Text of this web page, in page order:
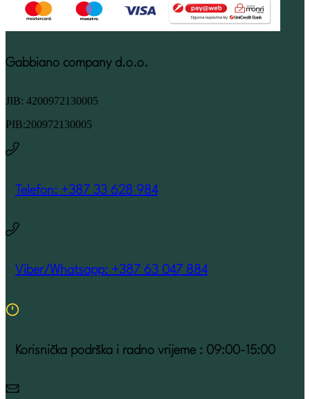
Gabbiano company d.o.o.
JIB: 4200972130005
PIB:200972130005
Telefon: +387 33 628 984
Viber/Whatsapp: +387 63 047 884
Korisnička podrška i radno vrijeme : 09:00-15:00